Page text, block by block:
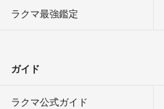
ラクマ最強鑑定
ガイド
ラクマ公式ガイド